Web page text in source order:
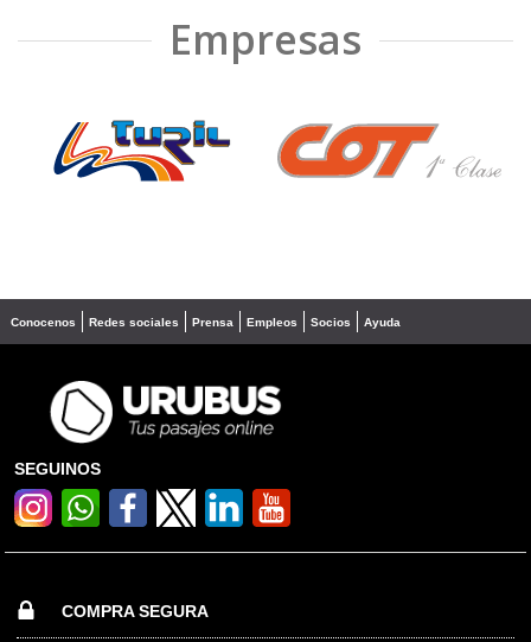
Empresas
❮ ❯
Conocenos Redes sociales Prensa Empleos Socios Ayuda
SEGUINOS
COMPRA SEGURA